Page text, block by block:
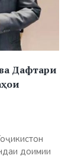
Дафтари
доимии